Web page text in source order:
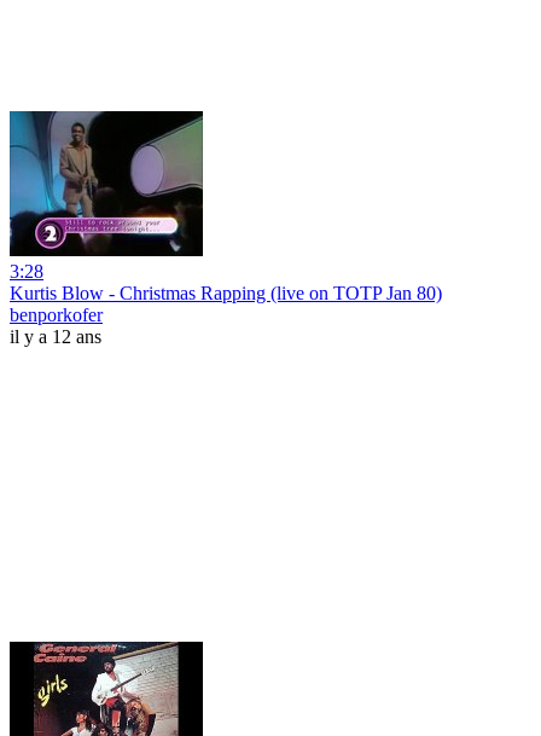
3:28
Kurtis Blow - Christmas Rapping (live on TOTP Jan 80)
benporkofer
il y a 12 ans